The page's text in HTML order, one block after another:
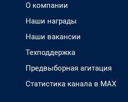
О компании
Наши награды
Наши вакансии
Техподдержка
Предвыборная агитация
Статистика канала в MAX